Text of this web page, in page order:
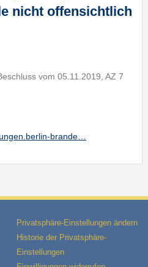
nicht offensichtlich
vom 05.11.2019, AZ 7
brande…
Privatsphäre-Einstellungen ändern
Historie der Privatsphäre-
Einstellungen